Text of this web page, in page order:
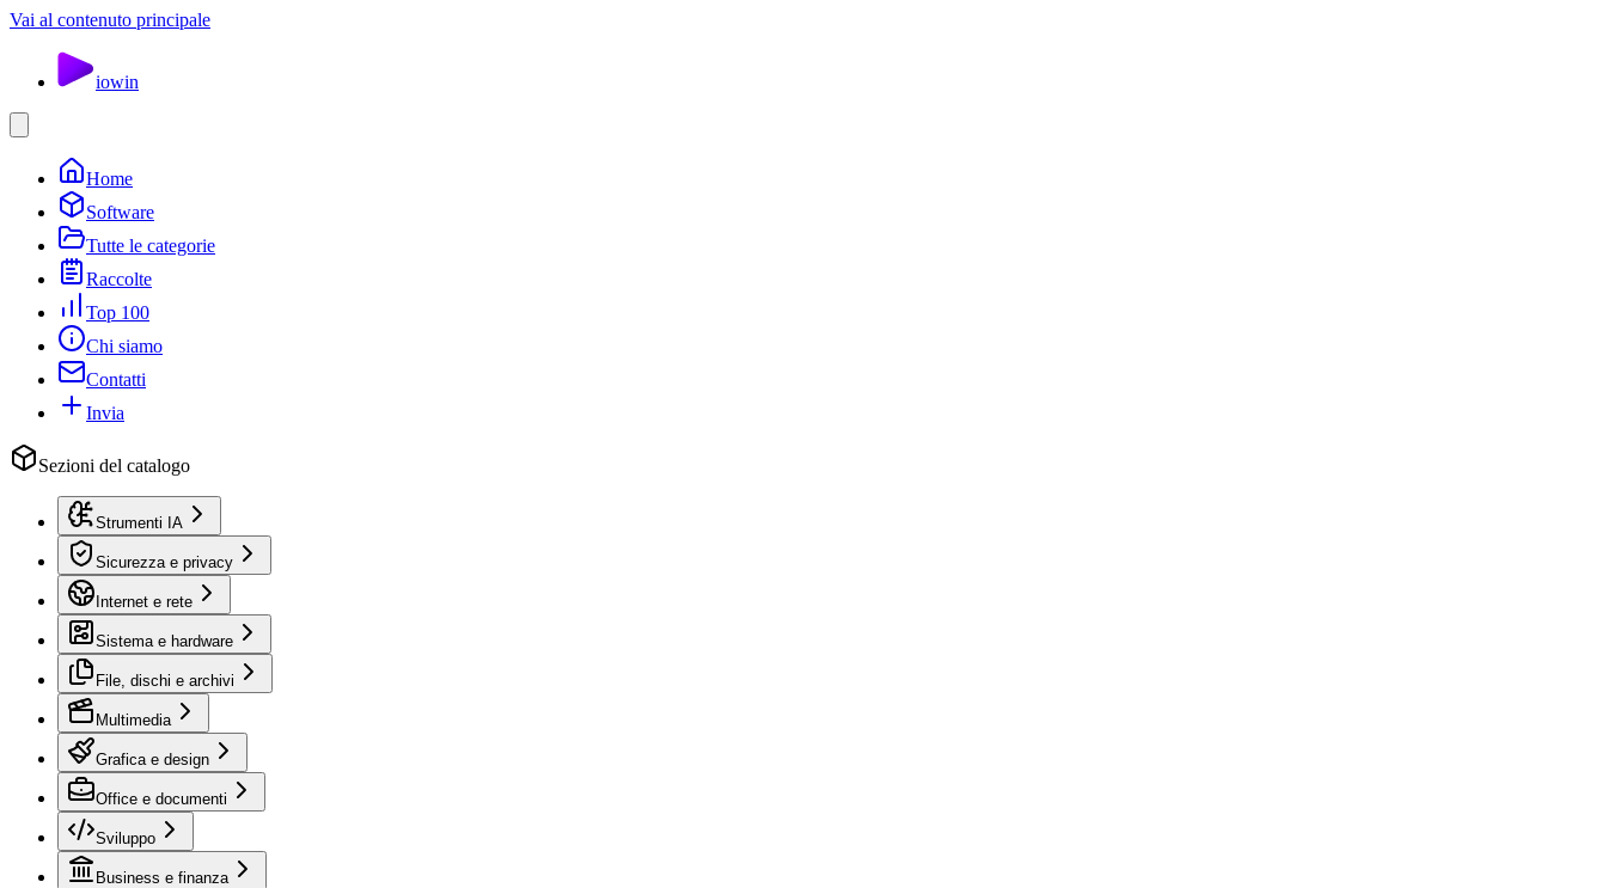
Vai al contenuto principale
iowin
Home
Software
Tutte le categorie
Raccolte
Top 100
Chi siamo
Contatti
Invia
Sezioni del catalogo
Strumenti IA
Sicurezza e privacy
Internet e rete
Sistema e hardware
File, dischi e archivi
Multimedia
Grafica e design
Office e documenti
Sviluppo
Business e finanza